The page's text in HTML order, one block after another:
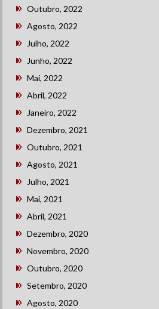
Outubro, 2022
Agosto, 2022
Julho, 2022
Junho, 2022
Mai, 2022
Abril, 2022
Janeiro, 2022
Dezembro, 2021
Outubro, 2021
Agosto, 2021
Julho, 2021
Mai, 2021
Abril, 2021
Dezembro, 2020
Novembro, 2020
Outubro, 2020
Setembro, 2020
Agosto, 2020